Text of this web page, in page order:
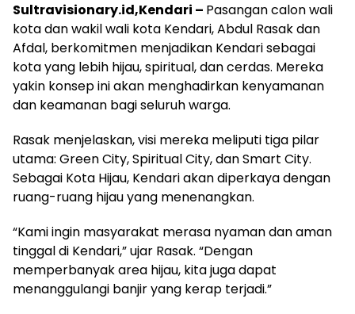
Sultravisionary.id,Kendari – Pasangan calon wali
kota dan wakil wali kota Kendari, Abdul Rasak dan
Afdal, berkomitmen menjadikan Kendari sebagai
kota yang lebih hijau, spiritual, dan cerdas. Mereka
yakin konsep ini akan menghadirkan kenyamanan
dan keamanan bagi seluruh warga.
Rasak menjelaskan, visi mereka meliputi tiga pilar
utama: Green City, Spiritual City, dan Smart City.
Sebagai Kota Hijau, Kendari akan diperkaya dengan
ruang-ruang hijau yang menenangkan.
“Kami ingin masyarakat merasa nyaman dan aman
tinggal di Kendari,” ujar Rasak. “Dengan
memperbanyak area hijau, kita juga dapat
menanggulangi banjir yang kerap terjadi.”